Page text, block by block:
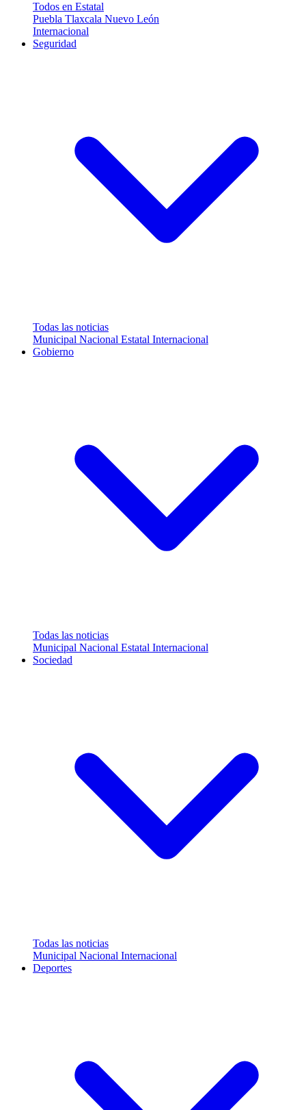
Todos en Estatal
Puebla Tlaxcala Nuevo León
Internacional
Seguridad
Todas las noticias
Municipal Nacional Estatal Internacional
Gobierno
Todas las noticias
Municipal Nacional Estatal Internacional
Sociedad
Todas las noticias
Municipal Nacional Internacional
Deportes